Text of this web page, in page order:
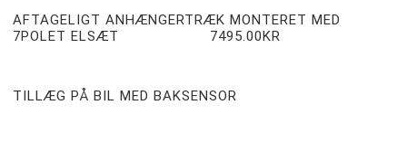
AFTAGELIGT ANHÆNGERTRÆK MONTERET MED
7POLET ELSÆT 7495.00KR
TILLÆG PÅ BIL MED BAKSENSOR